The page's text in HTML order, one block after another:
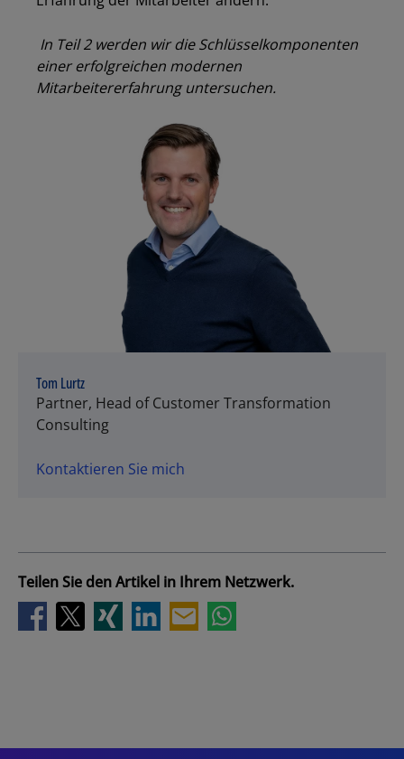
In Teil 2 werden wir die Schlüsselkomponenten
einer erfolgreichen modernen
Mitarbeitererfahrung untersuchen.
Tom Lurtz
Partner, Head of Customer Transformation
Consulting
Kontaktieren Sie mich
Teilen Sie den Artikel in Ihrem Netzwerk.